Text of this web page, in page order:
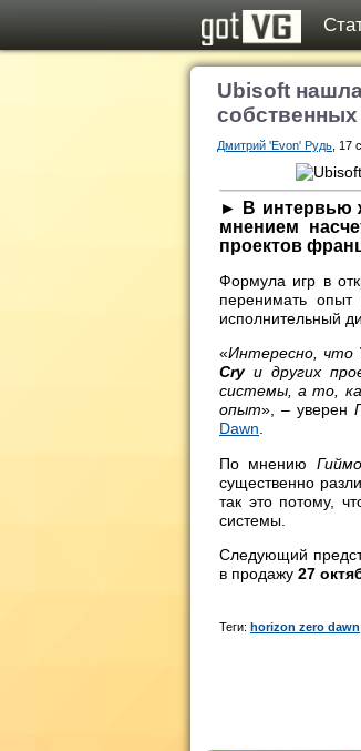
Ubisoft
собственных
Дмитрий 'Evon' Рудь , 17
► В интервью
мнением
проектов
Формула игр в
перенимать
исполнительный
«Интересно, что
Cry и других
системы, а то,
опыт», – уверен
Dawn
По мнению Гиймо
существенно
так это потому,
системы.
Следующий
в продажу 27
Теги: horizon zero dawn